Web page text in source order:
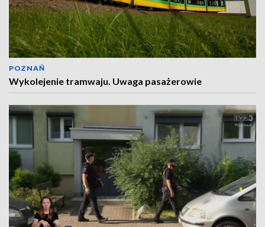
POZNAŃ
Wykolejenie tramwaju. Uwaga pasażerowie